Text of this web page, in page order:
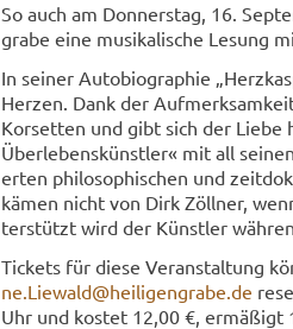
So auch am Don­ners­tag, 16.
gra­be eine mu­si­ka­li­sche Le­sung
In sei­ner Au­to­bio­gra­phie
Her­zen. Dank der
Kor­set­ten und gibt sich der Liebe
Über­le­bens­künst­ler« mit all
er­ten phi­lo­so­phi­schen und
kämen nicht von Dirk Zöll­ner,
ter­stützt wird der Künst­ler
Ti­ckets für diese Ver­an­stal­tung
ne.Lie­wald@hei­li­gen­gra­be.de
Uhr und kos­tet 12,00 €, er­mä­ßigt